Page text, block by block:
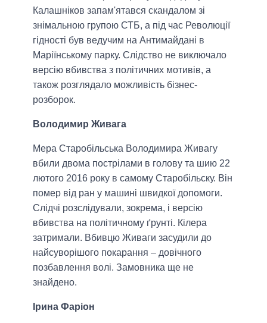
Калашніков запам'ятався скандалом зі
знімальною групою СТБ, а під час Революції
гідності був ведучим на Антимайдані в
Маріїнському парку. Слідство не виключало
версію вбивства з політичних мотивів, а
також розглядало можливість бізнес-
розборок.
Володимир Живага
Мера Старобільська Володимира Живагу
вбили двома пострілами в голову та шию 22
лютого 2016 року в самому Старобільску. Він
помер від ран у машині швидкої допомоги.
Слідчі розслідували, зокрема, і версію
вбивства на політичному ґрунті. Кілера
затримали. Вбивцю Живаги засудили до
найсуворішого покарання – довічного
позбавлення волі. Замовника ще не
знайдено.
Ірина Фаріон